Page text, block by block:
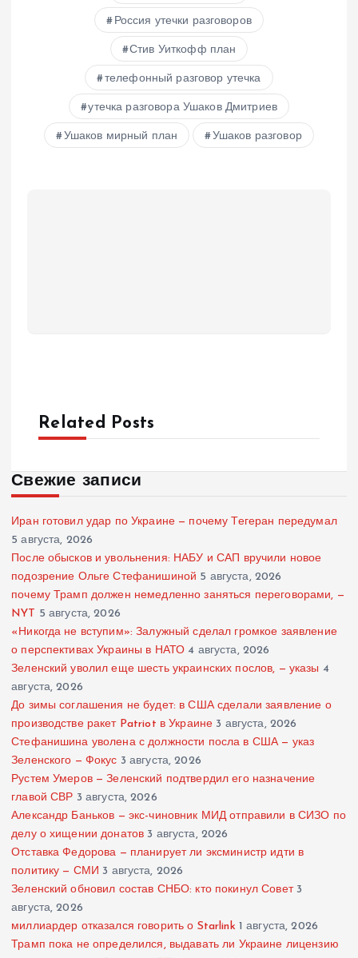
Россия утечки разговоров
Стив Уиткофф план
телефонный разговор утечка
утечка разговора Ушаков Дмитриев
Ушаков мирный план Ушаков разговор
Related Posts
Свежие записи
Иран готовил удар по Украине — почему Тегеран передумал
5 августа, 2026
После обысков и увольнения: НАБУ и САП вручили новое
подозрение Ольге Стефанишиной 5 августа, 2026
почему Трамп должен немедленно заняться переговорами, —
NYT 5 августа, 2026
«Никогда не вступим»: Залужный сделал громкое заявление
о перспективах Украины в НАТО 4 августа, 2026
Зеленский уволил еще шесть украинских послов, — указы 4
августа, 2026
До зимы соглашения не будет: в США сделали заявление о
производстве ракет Patriot в Украине 3 августа, 2026
Стефанишина уволена с должности посла в США — указ
Зеленского — Фокус 3 августа, 2026
Рустем Умеров — Зеленский подтвердил его назначение
главой СВР 3 августа, 2026
Александр Баньков — экс-чиновник МИД отправили в СИЗО по
делу о хищении донатов 3 августа, 2026
Отставка Федорова — планирует ли эксминистр идти в
политику — СМИ 3 августа, 2026
Зеленский обновил состав СНБО: кто покинул Совет 3
августа, 2026
миллиардер отказался говорить о Starlink 1 августа, 2026
Трамп пока не определился, выдавать ли Украине лицензию